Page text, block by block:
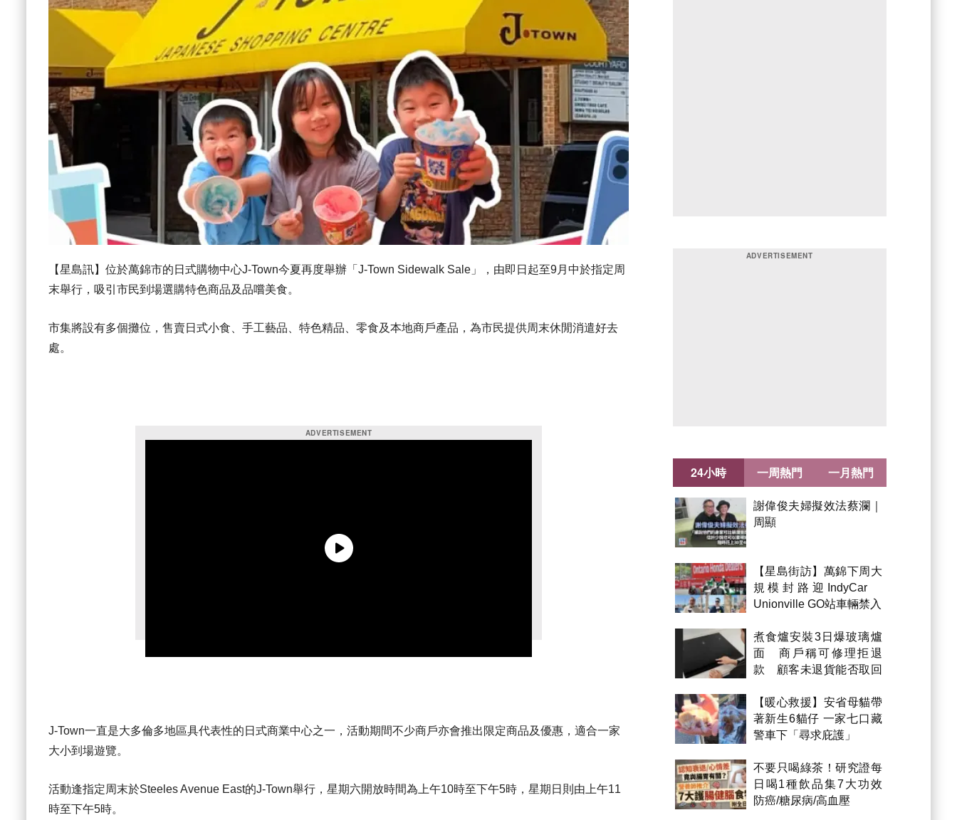
【星島訊】位於萬錦市的日式購物中心J-Town今夏再度舉辦「J-Town Sidewalk Sale」，由即日起至9月中於指定周
末舉行，吸引市民到場選購特色商品及品嚐美食。
市集將設有多個攤位，售賣日式小食、手工藝品、特色精品、零食及本地商戶產品，為市民提供周末休閒消遣好去
處。
J-Town一直是大多倫多地區具代表性的日式商業中心之一，活動期間不少商戶亦會推出限定商品及優惠，適合一家
大小到場遊覽。
活動逢指定周末於Steeles Avenue East的J-Town舉行，星期六開放時間為上午10時至下午5時，星期日則由上午11
時至下午5時。
24小時
謝偉俊夫婦擬效法蔡瀾｜
周顯
【星島街訪】萬錦下周大
規模封路迎IndyCar
Unionville GO站車輛禁入
煮食爐安裝3日爆玻璃爐
面 商戶稱可修理拒退
款 顧客未退貨能否取回
【暖心救援】安省母貓帶
著新生6貓仔 一家七口藏
警車下「尋求庇護」
不要只喝綠茶！研究證每
日喝1種飲品集7大功效
防癌/糖尿病/高血壓
一周熱門 一月熱門